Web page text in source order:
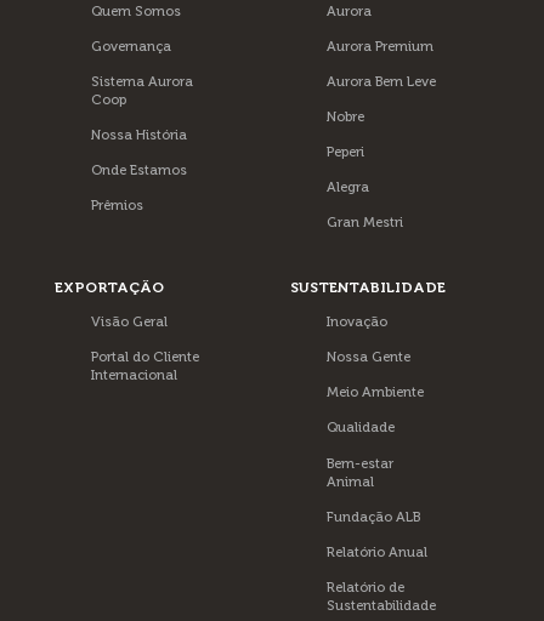
Quem Somos
Governança
Sistema Aurora
Coop
Nossa História
Onde Estamos
Prêmios
Aurora
Aurora Premium
Aurora Bem Leve
Nobre
Peperi
Alegra
Gran Mestri
EXPORTAÇÃO
Visão Geral
Portal do Cliente
Internacional
SUSTENTABILIDADE
Inovação
Nossa Gente
Meio Ambiente
Qualidade
Bem-estar
Animal
Fundação ALB
Relatório Anual
Relatório de
Sustentabilidade